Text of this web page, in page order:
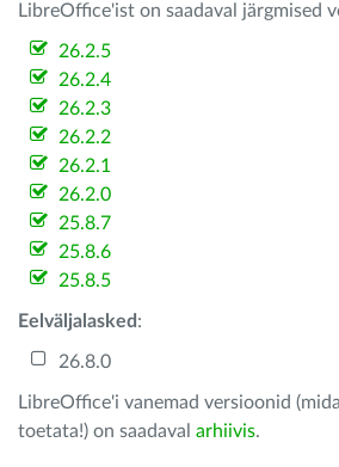
LibreOffice'ist on saadaval järgmised
26.2.5
26.2.4
26.2.3
26.2.2
26.2.1
26.2.0
25.8.7
25.8.6
25.8.5
Eelväljalasked :
26.8.0
LibreOffice'i vanemad versioonid
toetata!) on saadaval arhiivis.